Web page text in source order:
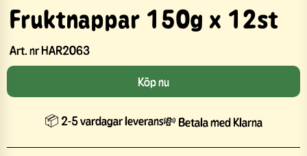
Fruktnappar 150g x 12st
Art. nrHAR2063
Köp nu
📦 2-5 vardagar leverans💸 Betala med Klarna